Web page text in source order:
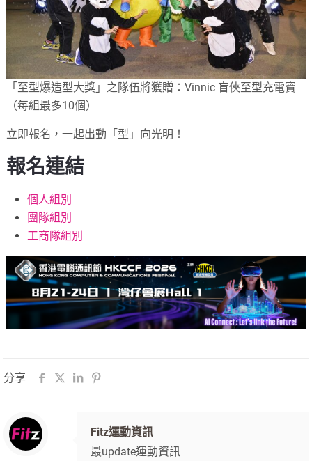
「至型爆造型大獎」之隊伍將獲贈：Vinnic 盲俠至型充電寶
（每組最多10個）
立即報名，一起出動「型」向光明！
報名連結
個人組別
團隊組別
工商隊組別
分享
Fitz運動資訊
最update運動資訊